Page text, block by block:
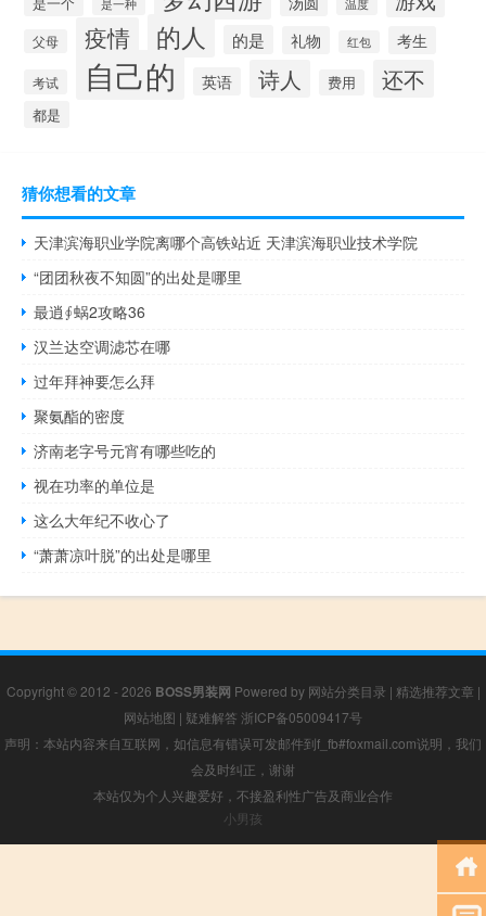
是一种 温度
父母 疫情 的人 的是 礼物 红包 考生
考试 自己的 英语 诗人 费用 还不
都是
猜你想看的文章
天津滨海职业学院离哪个高铁站近 天津滨海职业技术学院
“团团秋夜不知圆”的出处是哪里
最逍∮蜗2攻略36
汉兰达空调滤芯在哪
过年拜神要怎么拜
聚氨酯的密度
济南老字号元宵有哪些吃的
视在功率的单位是
这么大年纪不收心了
“萧萧凉叶脱”的出处是哪里
Copyright © 2012 - 2026 BOSS男装网 Powered by 网站分类目录 | 精选推荐文章 |
网站地图 | 疑难解答 浙ICP备05009417号
声明：本站内容来自互联网，如信息有错误可发邮件到f_fb#foxmail.com说明，我们
会及时纠正，谢谢
本站仅为个人兴趣爱好，不接盈利性广告及商业合作
小男孩